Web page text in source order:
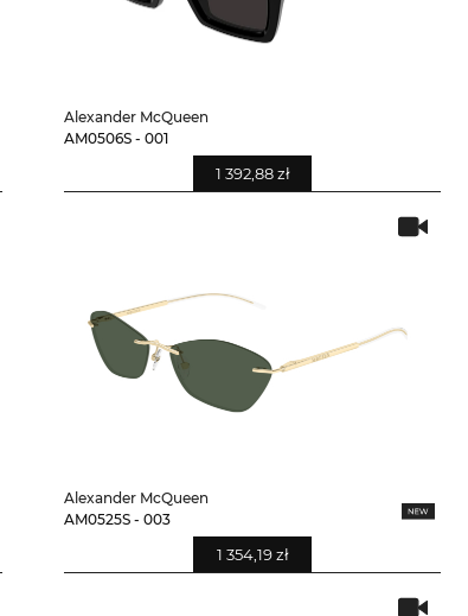
Alexander McQueen
AM0506S - 001
1 392,88 zł
Alexander McQueen
AM0525S - 003
1 354,19 zł